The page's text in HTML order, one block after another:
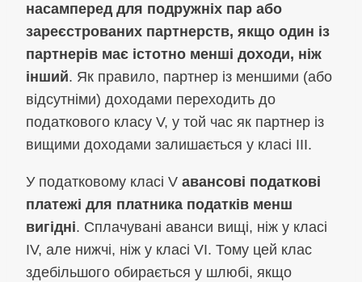
насамперед для подружніх пар або
зареєстрованих партнерств, якщо один із
партнерів має істотно менші доходи, ніж
інший. Як правило, партнер із меншими (або
відсутніми) доходами переходить до
податкового класу V, у той час як партнер із
вищими доходами залишається у класі III.
У податковому класі V авансові податкові
платежі для платника податків менш
вигідні. Сплачувані аванси вищі, ніж у класі
IV, але нижчі, ніж у класі VI. Тому цей клас
здебільшого обирається у шлюбі, якщо